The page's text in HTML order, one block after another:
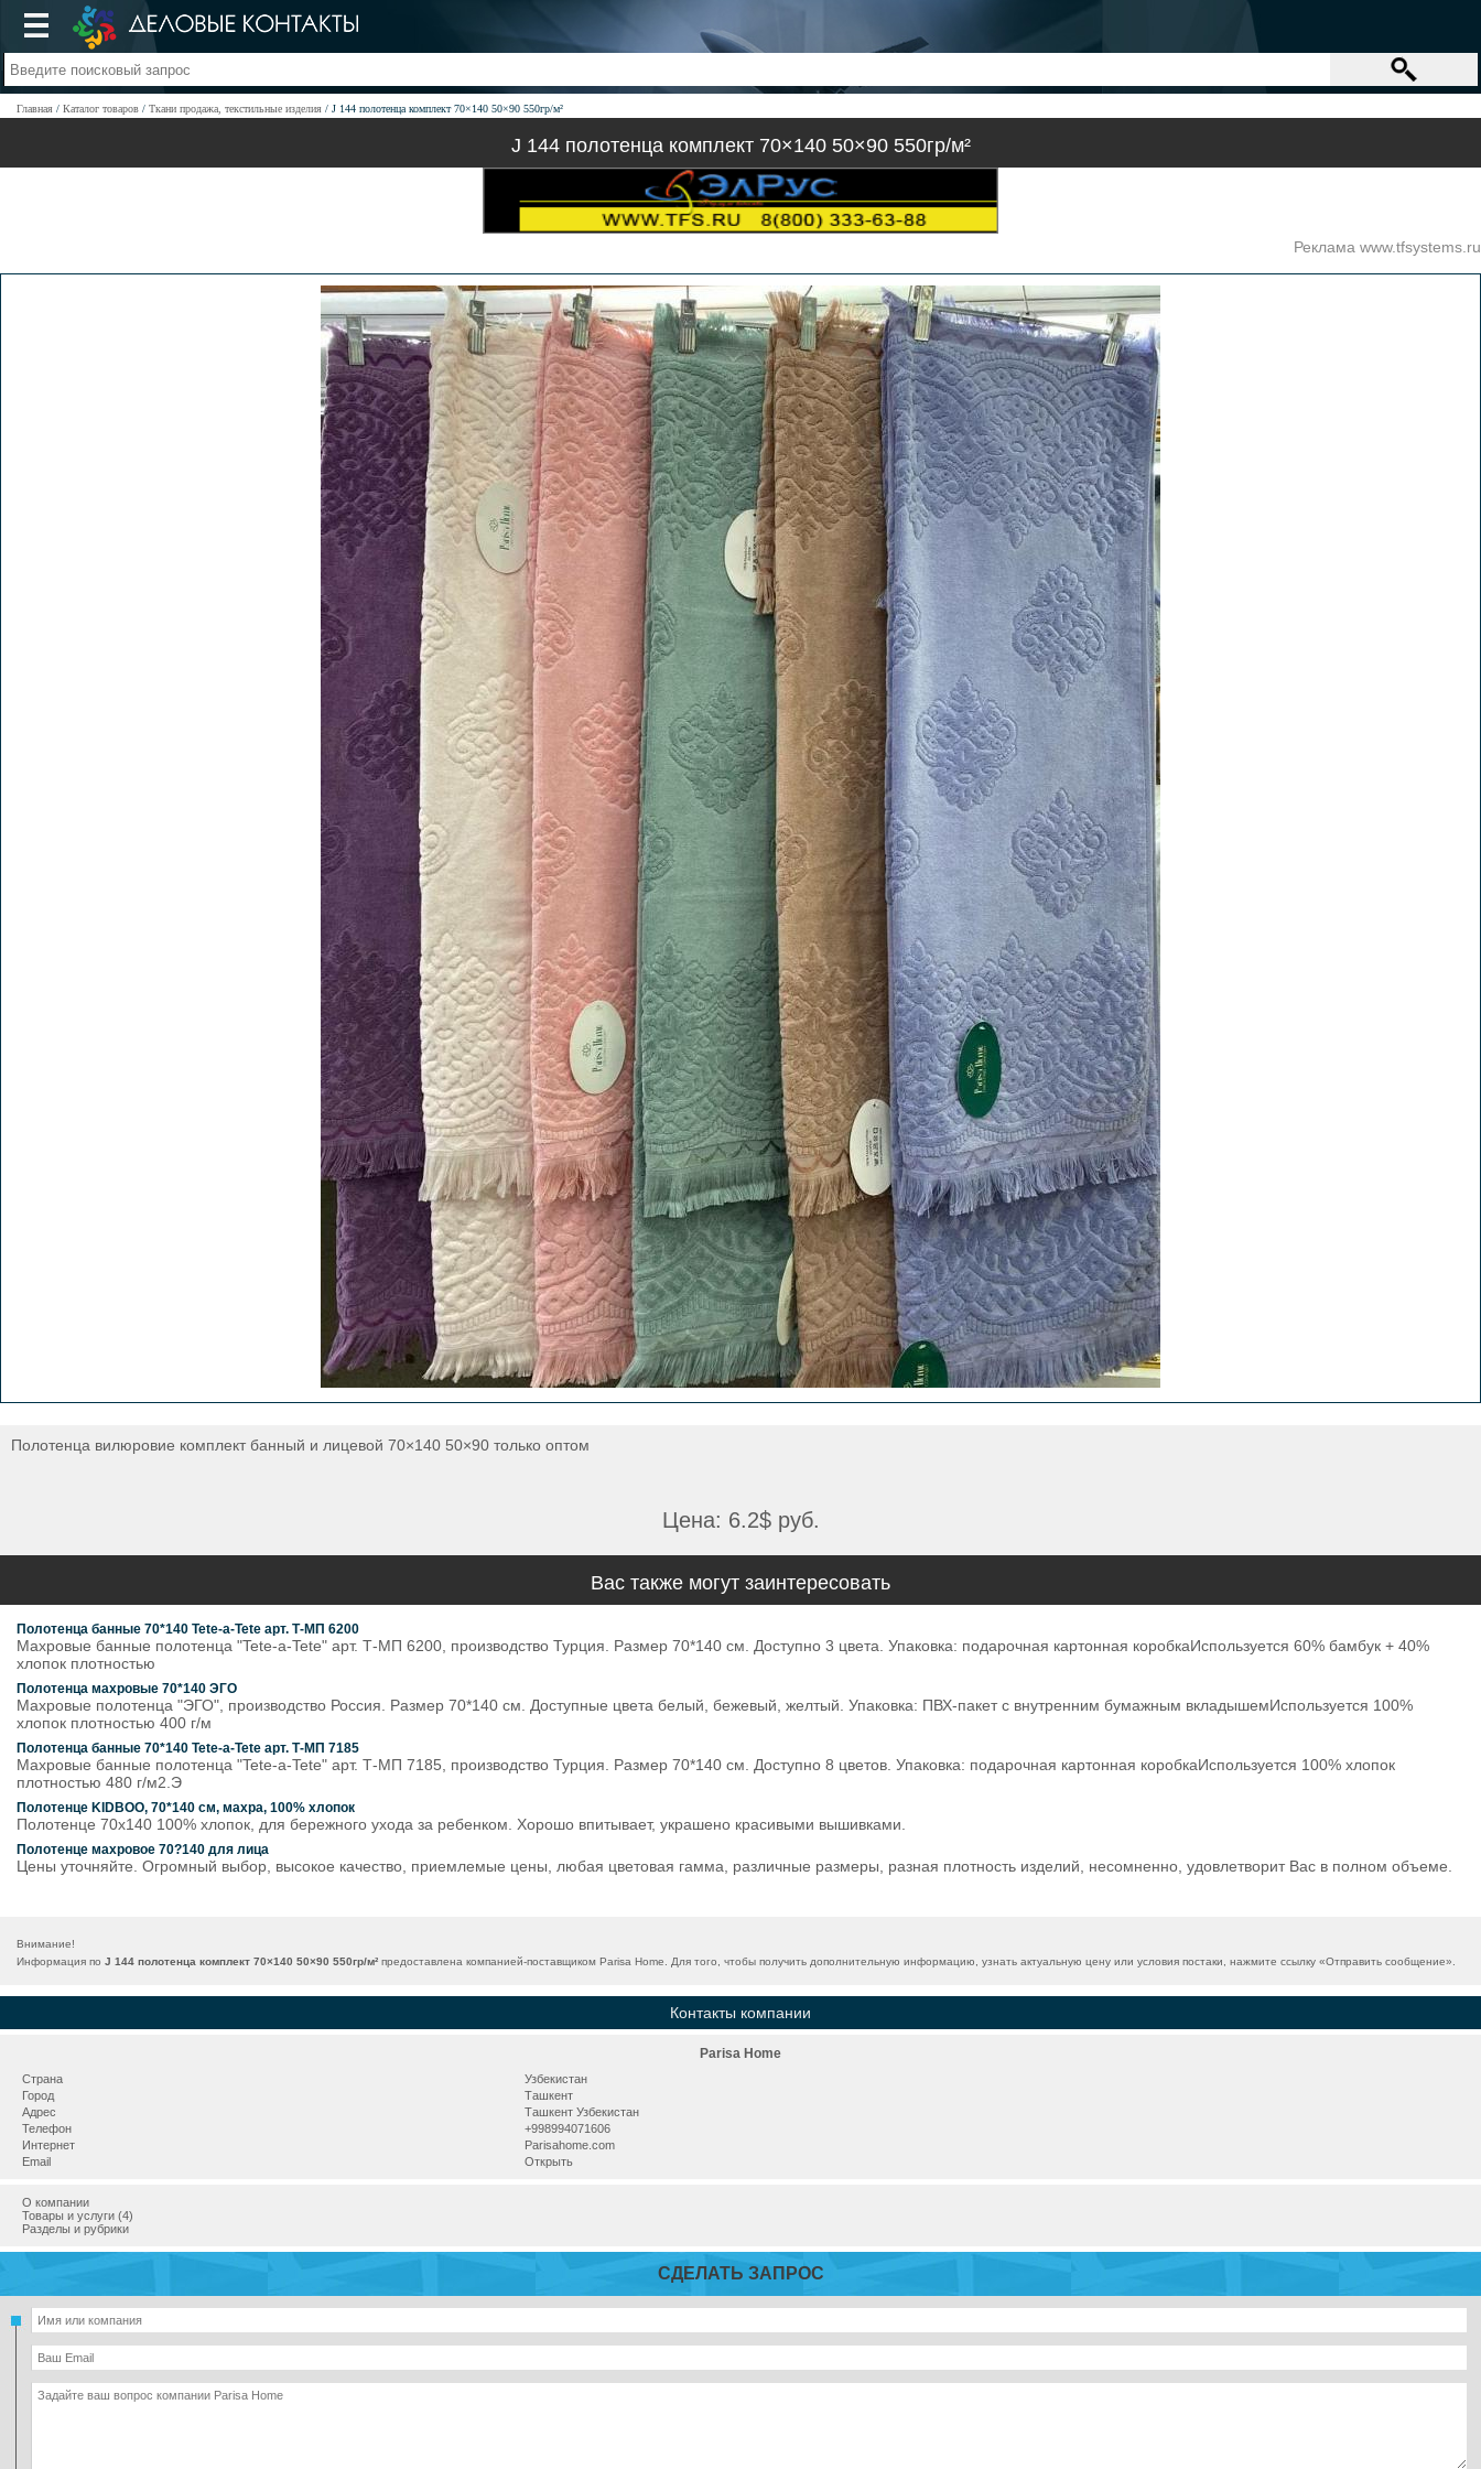
Главная Каталог товаров Ткани продажа, текстильные изделия J 144 полотенца комплект 70×140 50×90 550гр/м²
J 144 полотенца комплект 70×140 50×90 550гр/м²
Реклама www.tfsystems.ru
Полотенца вилюровие комплект банный и лицевой 70×140 50×90 только оптом
Цена: 6.2$ руб.
Вас также могут заинтересовать
Полотенца банные 70*140 Tete-a-Tete арт. Т-МП 6200
Махровые банные полотенца "Tete-a-Tete" арт. Т-МП 6200, производство Турция. Размер 70*140 см. Доступно 3 цвета. Упаковка: подарочная картонная коробкаИспользуется 60% бамбук + 40%
хлопок плотностью
Полотенца махровые 70*140 ЭГО
Махровые полотенца "ЭГО", производство Россия. Размер 70*140 см. Доступные цвета белый, бежевый, желтый. Упаковка: ПВХ-пакет с внутренним бумажным вкладышемИспользуется 100%
хлопок плотностью 400 г/м
Полотенца банные 70*140 Tete-a-Tete арт. Т-МП 7185
Махровые банные полотенца "Tete-a-Tete" арт. Т-МП 7185, производство Турция. Размер 70*140 см. Доступно 8 цветов. Упаковка: подарочная картонная коробкаИспользуется 100% хлопок
плотностью 480 г/м2.Э
Полотенце KIDBOO, 70*140 см, махра, 100% хлопок
Полотенце 70х140 100% хлопок, для бережного ухода за ребенком. Хорошо впитывает, украшено красивыми вышивками.
Полотенце махровое 70?140 для лица
Цены уточняйте. Огромный выбор, высокое качество, приемлемые цены, любая цветовая гамма, различные размеры, разная плотность изделий, несомненно, удовлетворит Вас в полном объеме.
Внимание!
Информация по J 144 полотенца комплект 70×140 50×90 550гр/м² предоставлена компанией-поставщиком Parisa Home. Для того, чтобы получить дополнительную информацию, узнать актуальную цену или условия постаки, нажмите ссылку «Отправить сообщение».
Контакты компании
Parisa Home
Страна
Узбекистан
Город
Ташкент
Адрес
Ташкент Узбекистан
Телефон
+998994071606
Интернет
Parisahome.com
Email
Открыть
О компании
Товары и услуги (4)
Разделы и рубрики
СДЕЛАТЬ ЗАПРОС